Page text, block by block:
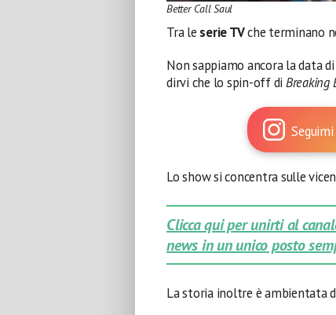
Better Call Saul
Tra le serie TVche terminano
Non sappiamo ancora la data
dirvi che lo spin-off di Breaking
Lo show si concentra sulle
Clicca qui per unirti al
news in un unico posto
La storia inoltre è ambientata